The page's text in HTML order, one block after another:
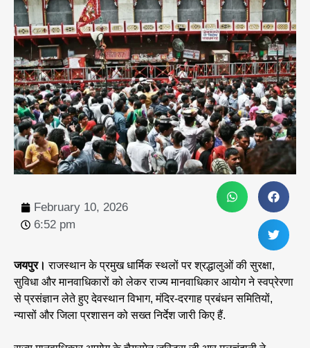
February 10, 2026
6:52 pm
जयपुर।राजस्थान के प्रमुख धार्मिक स्थलों पर श्रद्धालुओं की सुरक्षा,
सुविधा और मानवाधिकारों को लेकर राज्य मानवाधिकार आयोग ने स्वप्रेरणा
से प्रसंज्ञान लेते हुए देवस्थान विभाग, मंदिर-दरगाह प्रबंधन समितियों,
न्यासों और जिला प्रशासन को सख्त निर्देश जारी किए हैं.